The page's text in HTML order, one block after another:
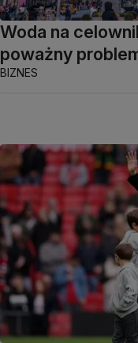
Woda na
poważny
BIZNES